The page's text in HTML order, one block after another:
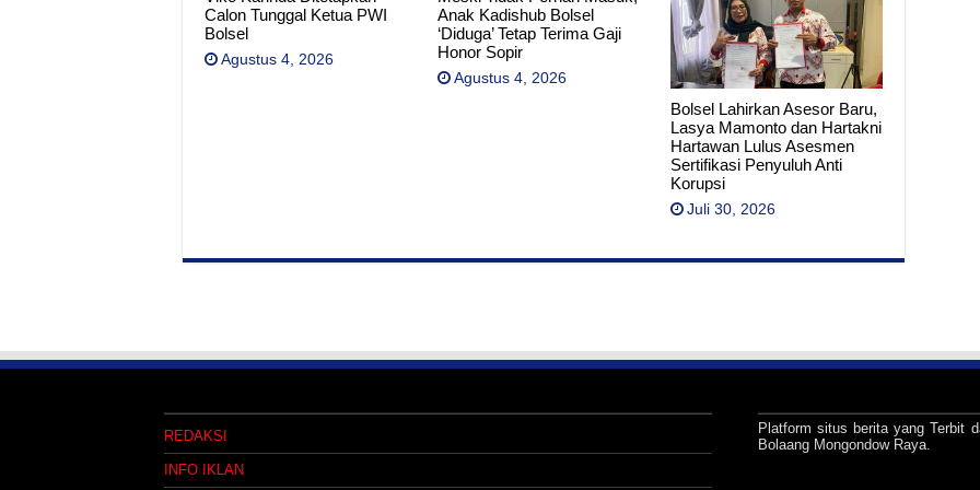
Calon Tunggal Ketua PWI
Bolsel
Agustus 4, 2026
Anak Kadishub Bolsel
‘Diduga’ Tetap Terima Gaji
Honor Sopir
Agustus 4, 2026
Bolsel Lahirkan Asesor Baru,
Lasya Mamonto dan Hartakni
Hartawan Lulus Asesmen
Sertifikasi Penyuluh Anti
Korupsi
Juli 30, 2026
REDAKSI
INFO IKLAN
Platform situs berita yang Terbit
Bolaang Mongondow Raya.